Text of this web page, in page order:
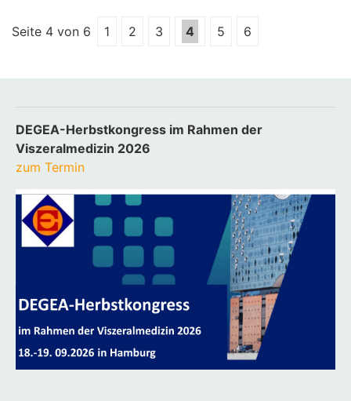
Seite 4 von 6 1 2 3 4 5 6
DEGEA-Herbstkongress im Rahmen der
Viszeralmedizin 2026
zum Termin